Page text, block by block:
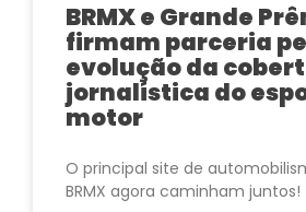
BRMX e Grande
firmam parceria
evolução da
jornalística do
motor
O principal site de
BRMX agora caminham juntos!